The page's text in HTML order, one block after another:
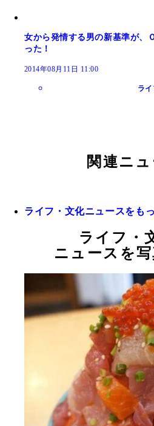
女から発情する男の新基準が、
った！
2014年08月11日 11:00
ラ
関連ニュ
ライフ・文化ニュースをも
ライフ・
ニュースを